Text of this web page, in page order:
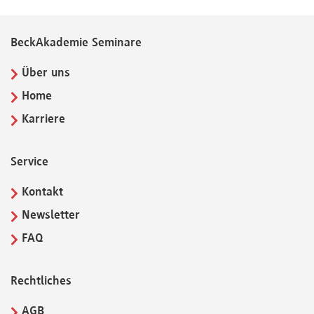
BeckAkademie Seminare
Über uns
Home
Karriere
Service
Kontakt
Newsletter
FAQ
Rechtliches